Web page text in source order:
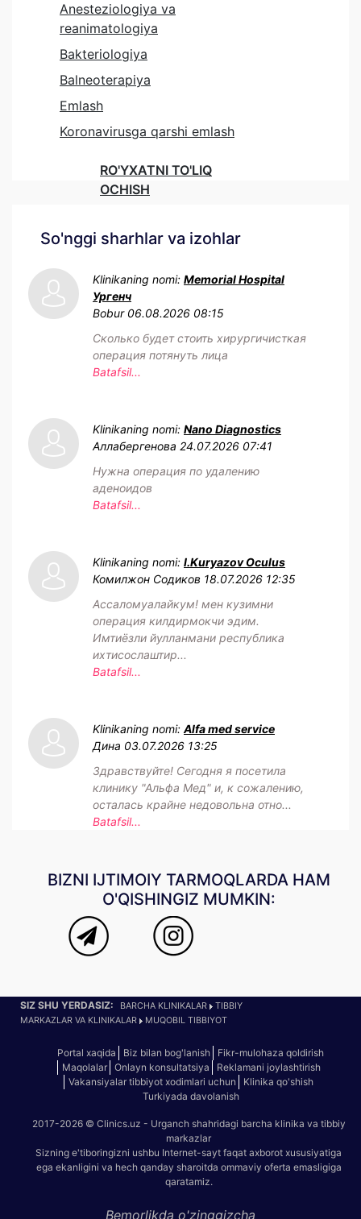
Anesteziologiya va
reanimatologiya
Bakteriologiya
Balneoterapiya
Emlash
Koronavirusga qarshi emlash
RO'YXATNI TO'LIQ
OCHISH
So'nggi sharhlar va izohlar
Klinikaning nomi: Memorial Hospital
Ургенч
Bobur 06.08.2026 08:15
Сколько будет стоить хирургичисткая
операция потянуть лица
Batafsil...
Klinikaning nomi: Nano Diagnostics
Аллабергенова 24.07.2026 07:41
Нужна операция по удалению
аденоидов
Batafsil...
Klinikaning nomi: I.Kuryazov Oculus
Комилжон Содиков 18.07.2026 12:35
Ассаломуалайкум! мен кузимни
операция килдирмокчи эдим.
Имтиёзли йулланмани республика
ихтисослаштир...
Batafsil...
Klinikaning nomi: Alfa med service
Дина 03.07.2026 13:25
Здравствуйте! Сегодня я посетила
клинику "Альфа Мед" и, к сожалению,
осталась крайне недовольна отно...
Batafsil...
BIZNI IJTIMOIY TARMOQLARDA HAM
O'QISHINGIZ MUMKIN:
SIZ SHU YERDASIZ: BARCHA KLINIKALAR
TIBBIY
MARKAZLAR VA KLINIKALAR
MUQOBIL TIBBIYOT
Portal xaqida Biz bilan bog'lanish
Fikr-mulohaza qoldirish
Maqolalar
Onlayn konsultatsiya
Reklamani joylashtirish
Vakansiyalar tibbiyot xodimlari uchun
Klinika qo'shish
Turkiyada davolanish
2017-2026 © Clinics.uz - Urganch shahridagi barcha klinika va tibbiy
markazlar
Sizning e'tiboringizni ushbu Internet-sayt faqat axborot xususiyatiga
ega ekanligini va hech qanday sharoitda ommaviy oferta emasligiga
qaratamiz.
Bemorlikda o'zinggizcha